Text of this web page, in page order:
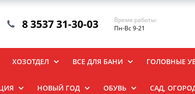
8 3537 31-30-03
Время работы:
Пн-Вс 9-21
ХОЗОТДЕЛ ВСЕ ДЛЯ БАНИ ГОЛОВНЫЕ
НОВЫЙ ГОД ОБУВЬ САД,